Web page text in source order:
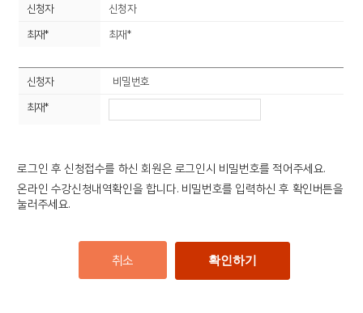
신청자
최재*
비밀번호
로그인 후 신청접수를 하신 회원은 로그인시 비밀번호를 적어주세요.
온라인 수강신청내역확인을 합니다. 비밀번호를 입력하신 후 확인버튼을
눌러주세요.
취소 확인하기